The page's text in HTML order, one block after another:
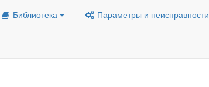
Библиотека Параметры и неисправности